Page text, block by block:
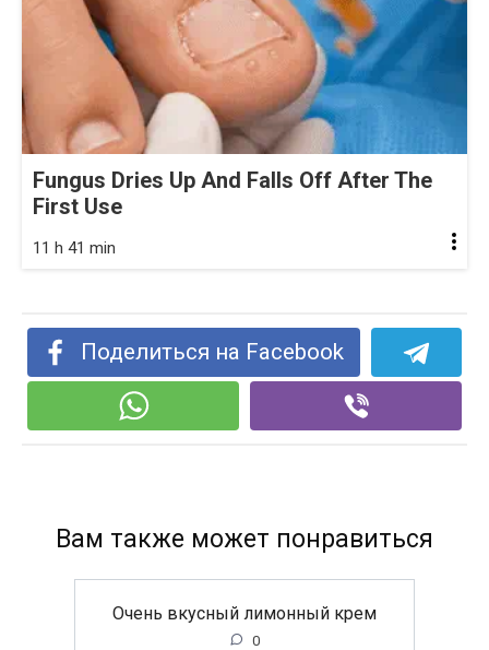
Fungus Dries Up And Falls Off After The
First Use
11 h 41 min
Поделиться на Facebook
Вам также может понравиться
Очень вкусный лимонный крем
0